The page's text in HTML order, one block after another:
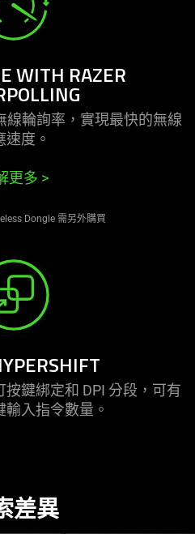
WITH RAZER
線輪詢率，實現最快的無線
速度 。
更多 >
Dongle 需另外購買
鍵綁定和 DPI 分段，可有
輸入指令數量 。
差異